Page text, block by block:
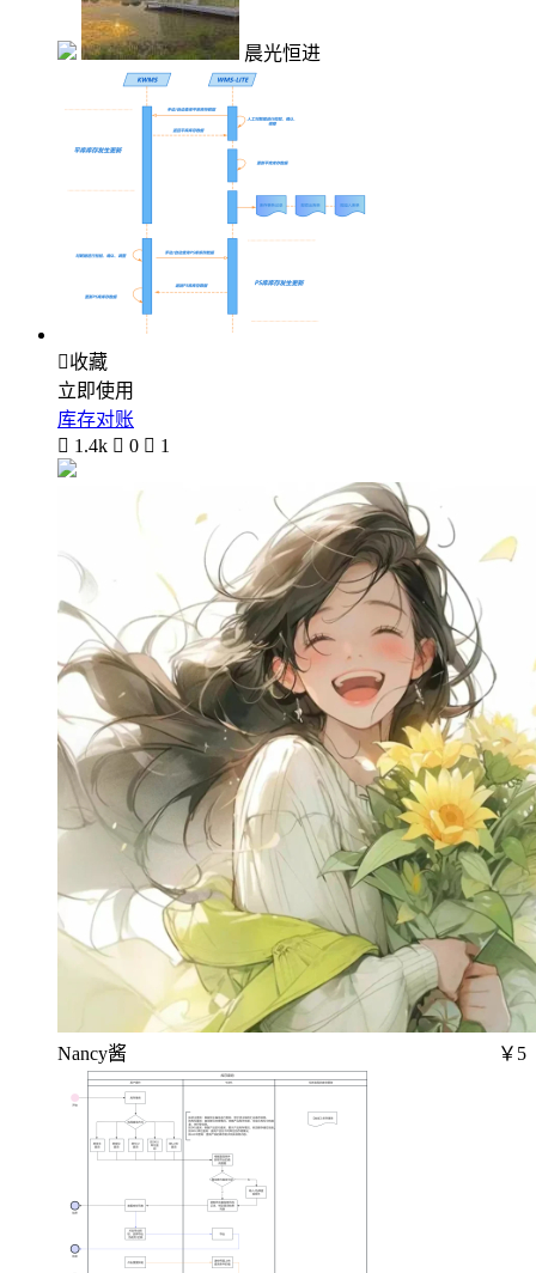
晨光恒进
收藏
立即使用
库存对账
 1.4k  0  1
Nancy酱 ￥5